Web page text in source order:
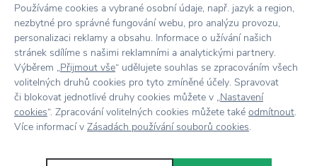
Stojí za pozornost
−50 %
HOUSE DOCTOR
−50 %
HOUSE DOCTOR
Používáme cookies a vybrané osobní údaje, např. jazyk a region,
nezbytné pro správné fungování webu, pro analýzu provozu,
personalizaci reklamy a obsahu. Informace o užívání našich
stránek sdílíme s našimi reklamními a analytickými partnery.
Výběrem „Přijmout vše“ udělujete souhlas se zpracováním všech
volitelných druhů cookies pro tyto zmíněné účely. Spravovat
či blokovat jednotlivé druhy cookies můžete v „Nastavení
cookies“. Zpracování volitelných cookies můžete také odmítnout.
Více informací v Zásadách používání souborů cookies.